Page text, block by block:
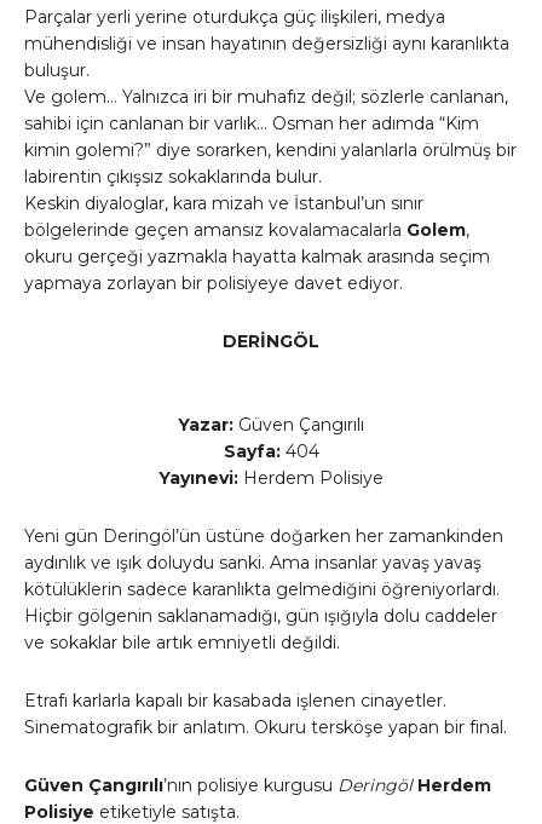
Parçalar yerli yerine oturdukça güç ilişkileri, medya
mühendisliği ve insan hayatının değersizliği aynı karanlıkta
buluşur.
Ve golem… Yalnızca iri bir muhafız değil; sözlerle canlanan,
sahibi için canlanan bir varlık… Osman her adımda “Kim
kimin golemi?” diye sorarken, kendini yalanlarla örülmüş bir
labirentin çıkışsız sokaklarında bulur.
Keskin diyaloglar, kara mizah ve İstanbul’un sınır
bölgelerinde geçen amansız kovalamacalarla Golem,
okuru gerçeği yazmakla hayatta kalmak arasında seçim
yapmaya zorlayan bir polisiyeye davet ediyor.
DERİNGÖL
Yazar: Güven Çangırılı
Sayfa: 404
Yayınevi: Herdem Polisiye
Yeni gün Deringöl’ün üstüne doğarken her zamankinden
aydınlık ve ışık doluydu sanki. Ama insanlar yavaş yavaş
kötülüklerin sadece karanlıkta gelmediğini öğreniyorlardı.
Hiçbir gölgenin saklanamadığı, gün ışığıyla dolu caddeler
ve sokaklar bile artık emniyetli değildi.
Etrafı karlarla kapalı bir kasabada işlenen cinayetler.
Sinematografik bir anlatım. Okuru tersköşe yapan bir final.
Güven Çangırılı’nın polisiye kurgusu Deringöl Herdem
Polisiye etiketiyle satışta.